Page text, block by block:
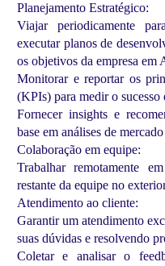
Planejamento Estratégico:
Viajar periodicamente
executar planos de
os objetivos da empresa em
Monitorar e reportar os
(KPIs) para medir o
Fornecer insights e
base em análises de
Colaboração em equipe:
Trabalhar remotamente
restante da equipe no
Atendimento ao cliente:
Garantir um atendimento
suas dúvidas e resolvendo
Coletar e analisar o